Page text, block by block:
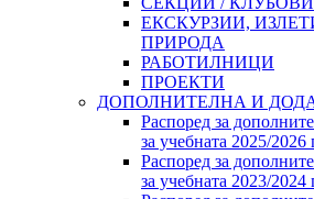
ЕКСКУРЗИИ,
ПРИРОДА
РАБОТИЛНИЦИ
ПРОЕКТИ
ДОПОЛНИТЕЛНА И
Распоред за
за учебната 2025/2026
Распоред за
за учебната 2023/2024